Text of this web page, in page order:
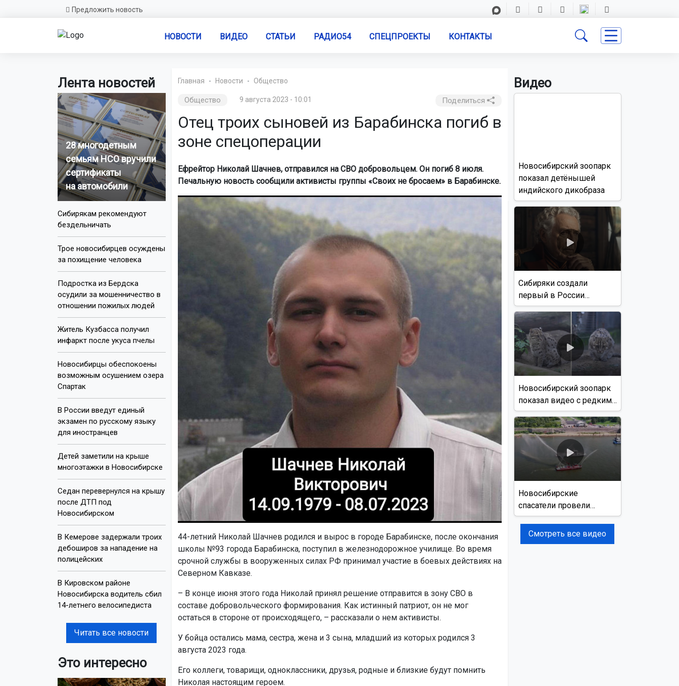
Предложить новость
НОВОСТИ ВИДЕО СТАТЬИ РАДИО54 СПЕЦПРОЕКТЫ КОНТАКТЫ
Лента новостей
28 многодетным
семьям НСО вручили
сертификаты
на автомобили
Сибирякам рекомендуют
бездельничать
Трое новосибирцев осуждены
за похищение человека
Подростка из Бердска
осудили за мошенничество в
отношении пожилых людей
Житель Кузбасса получил
инфаркт после укуса пчелы
Новосибирцы обеспокоены
возможным осушением озера
Спартак
В России введут единый
экзамен по русскому языку
для иностранцев
Детей заметили на крыше
многоэтажки в Новосибирске
Седан перевернулся на крышу
после ДТП под
Новосибирском
В Кемерове задержали троих
дебоширов за нападение на
полицейских
В Кировском районе
Новосибирска водитель сбил
14-летнего велосипедиста
Читать все новости
Это интересно
Главная Новости Общество
Общество 9 августа 2023 - 10:01 Поделиться
Отец троих сыновей из Барабинска погиб в
зоне спецоперации
Ефрейтор Николай Шачнев, отправился на СВО добровольцем. Он погиб 8 июля.
Печальную новость сообщили активисты группы «Своих не бросаем» в Барабинске.
44-летний Николай Шачнев родился и вырос в городе Барабинске, после окончания
школы №93 города Барабинска, поступил в железнодорожное училище. Во время
срочной службы в вооруженных силах РФ принимал участие в боевых действиях на
Северном Кавказе.
– В конце июня этого года Николай принял решение отправится в зону СВО в
составе добровольческого формирования. Как истинный патриот, он не мог
остаться в стороне от происходящего, – рассказали о нем активисты.
У бойца остались мама, сестра, жена и 3 сына, младший из которых родился 3
августа 2023 года.
Его коллеги, товарищи, одноклассники, друзья, родные и близкие будут помнить
Николая настоящим героем.
Видео
Новосибирский зоопарк
показал детёнышей
индийского дикобраза
Сибиряки создали
первый в России
документальный фильм
с использованием ИИ
Новосибирский зоопарк
показал видео с редким
виверровым котом
Новосибирские
спасатели провели
учения на реке Обь
Смотреть все видео